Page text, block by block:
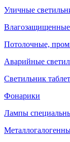
Уличные
Потолочные,
Аварийные
Светильник
Фонарики
Лампы